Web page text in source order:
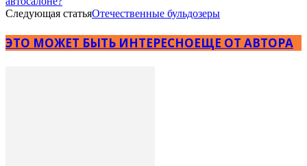
Следующая статьяОтечественные бульдозеры
ЭТО МОЖЕТ БЫТЬ ИНТЕРЕСНОЕЩЕ ОТ АВТОРА